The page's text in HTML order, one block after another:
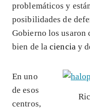
problemáticos y
posibilidades de
Gobierno los usaron
bien de laciencia y
En uno
de esos
centros,